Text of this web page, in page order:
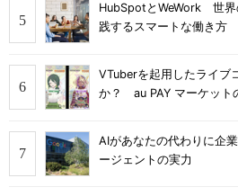
HubSpotとWeWork 世界
践するスマートな働き方
VTuberを起用したライブ
か？ au PAY マーケット
AIがあなたの代わりに企
ージェントの実力